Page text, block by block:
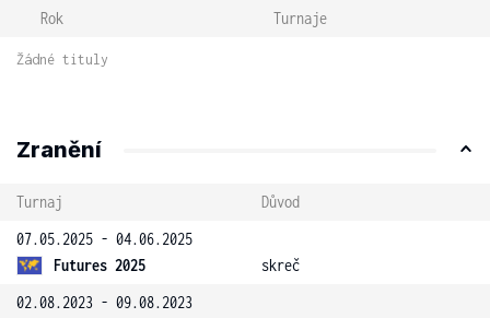
Rok Turnaje
Žádné tituly
Zranění
Turnaj
Důvod
07.05.2025 - 04.06.2025
Futures 2025
skreč
02.08.2023 - 09.08.2023